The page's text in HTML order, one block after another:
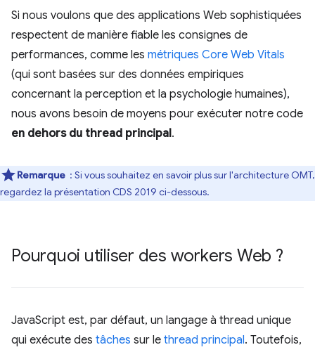
Si nous voulons que des applications Web sophistiquées
respectent de manière fiable les consignes de
performances, comme les métriques Core Web Vitals
(qui sont basées sur des données empiriques
concernant la perception et la psychologie humaines),
nous avons besoin de moyens pour exécuter notre code
en dehors du thread principal.
Remarque : Si vous souhaitez en savoir plus sur l'architecture OMT,
regardez la présentation CDS 2019 ci-dessous.
Pourquoi utiliser des workers Web ?
JavaScript est, par défaut, un langage à thread unique
qui exécute des tâches sur le thread principal. Toutefois,